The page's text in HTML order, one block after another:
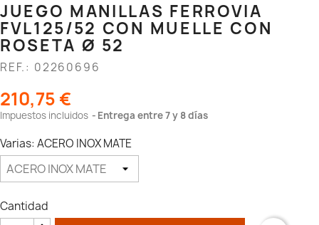
JUEGO MANILLAS FERROVIA
FVL125/52 CON MUELLE CON
ROSETA Ø 52
REF.: 02260696
210,75 €
Impuestos incluidos Entrega entre 7 y 8 días
Varias: ACERO INOX MATE
Cantidad